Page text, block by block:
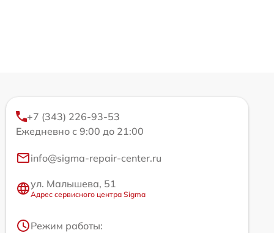
+7 (343) 226-93-53
Ежедневно с 9:00 до 21:00
info@sigma-repair-center.ru
ул. Малышева, 51
Адрес сервисного центра Sigma
Режим работы: